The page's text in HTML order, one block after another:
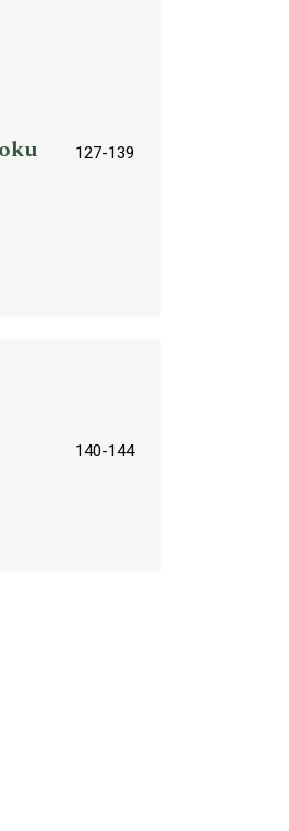
127-139
140-144